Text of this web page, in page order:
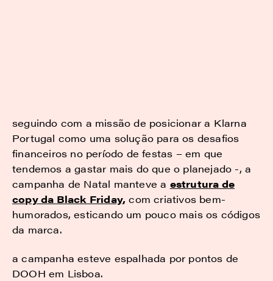
seguindo com a missão de posicionar a Klarna
Portugal como uma solução para os desafios
financeiros no período de festas – em que
tendemos a gastar mais do que o planejado -, a
campanha de Natal manteve a estrutura de
copy da Black Friday, com criativos bem-
humorados, esticando um pouco mais os códigos
da marca.
a campanha esteve espalhada por pontos de
DOOH em Lisboa.